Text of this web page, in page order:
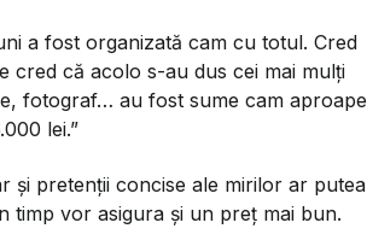
a fost organizată cam cu totul. Cred
cred că acolo s-au dus cei mai mulți
fotograf… au fost sume cam aproape
lei.”
și pretenții concise ale mirilor ar putea
timp vor asigura și un preț mai bun.